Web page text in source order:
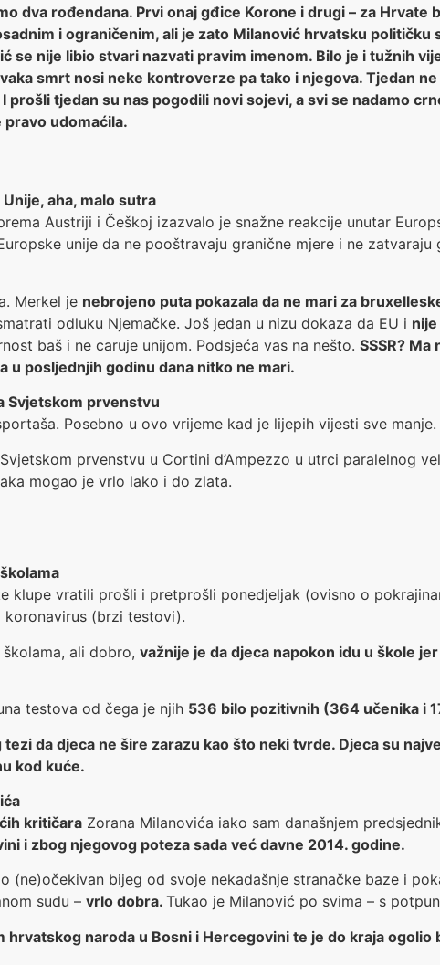
dva rođendana. Prvi onaj gđice Korone i drugi – za Hrvate
i ograničenim, ali je zato Milanović hrvatsku
se nije libio stvari nazvati pravim imenom. Bilo je i tužnih
smrt nosi neke kontroverze pa tako i njegova. Tjedan
prošli tjedan su nas pogodili novi sojevi, a svi se nadamo
pravo udomaćila.
aha, malo sutra
Austriji i Češkoj izazvalo je snažne reakcije unutar
unije da ne pooštravaju granične mjere i ne zatvaraju
Merkel je nebrojeno puta pokazala da ne mari za
odluku Njemačke. Još jedan u nizu dokaza da EU i
baš i ne caruje unijom. Podsjeća vas na nešto. SSSR?
u posljednjih godinu dana nitko ne mari.
Svjetskom prvenstvu
Posebno u ovo vrijeme kad je lijepih vijesti sve manje.
prvenstvu u Cortini d’Ampezzo u utrci paralelnog
mogao je vrlo lako i do zlata.
klupe vratili prošli i pretprošli ponedjeljak (ovisno o
(brzi testovi).
ali dobro, važnije je da djeca napokon idu u škole
testova od čega je njih 536 bilo pozitivnih (364 učenika i
da djeca ne šire zarazu kao što neki tvrde. Djeca su
kod kuće.
kritičara Zorana Milanovića iako sam današnjem
i zbog njegovog poteza sada već davne 2014. godine.
(ne)očekivan bijeg od svoje nekadašnje stranačke baze i
sudu – vrlo dobra. Tukao je Milanović po svima – s
hrvatskog naroda u Bosni i Hercegovini te je do kraja